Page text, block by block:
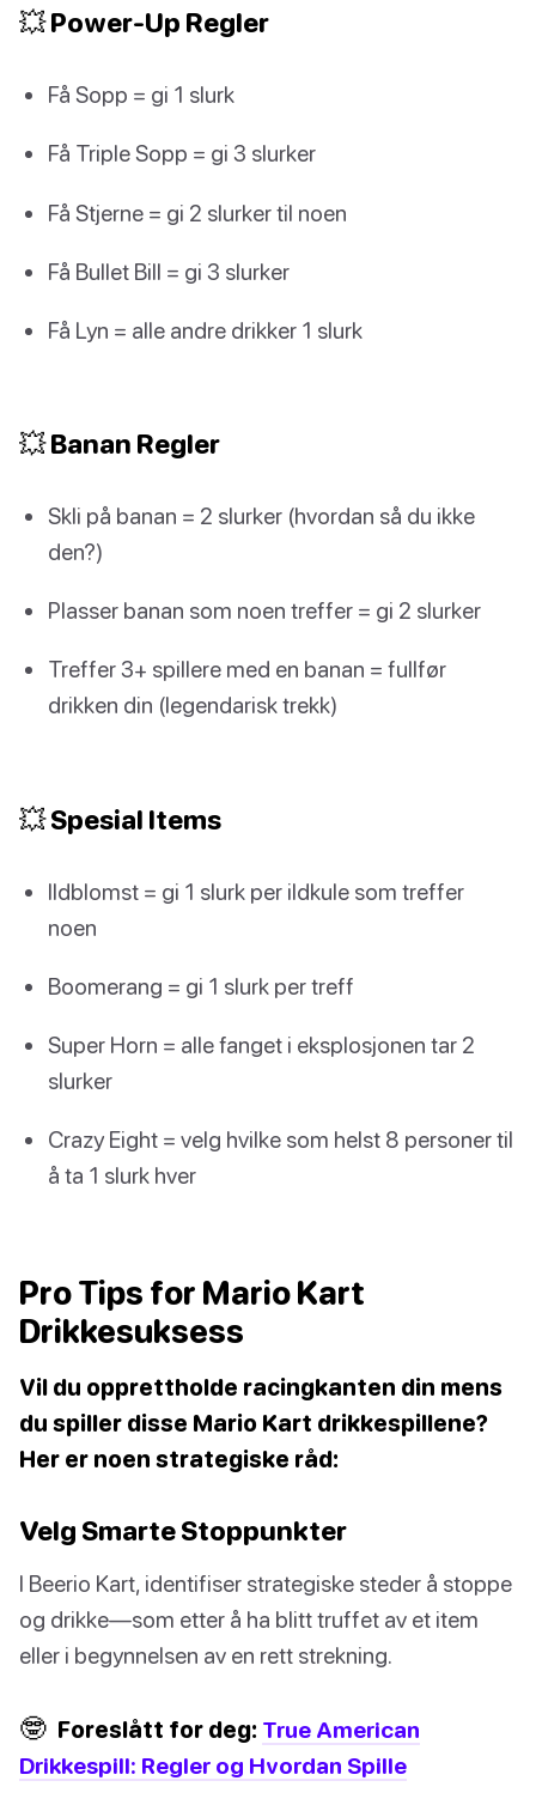
💥 Power-Up Regler
Få Sopp = gi 1 slurk
Få Triple Sopp = gi 3 slurker
Få Stjerne = gi 2 slurker til noen
Få Bullet Bill = gi 3 slurker
Få Lyn = alle andre drikker 1 slurk
💥 Banan Regler
Skli på banan = 2 slurker (hvordan så du ikke
den?)
Plasser banan som noen treffer = gi 2 slurker
Treffer 3+ spillere med en banan = fullfør
drikken din (legendarisk trekk)
💥 Spesial Items
Ildblomst = gi 1 slurk per ildkule som treffer
noen
Boomerang = gi 1 slurk per treff
Super Horn = alle fanget i eksplosjonen tar 2
slurker
Crazy Eight = velg hvilke som helst 8 personer til
å ta 1 slurk hver
Pro Tips for Mario Kart
Drikkesuksess
Vil du opprettholde racingkanten din mens
du spiller disse Mario Kart drikkespillene?
Her er noen strategiske råd:
Velg Smarte Stoppunkter
I Beerio Kart, identifiser strategiske steder å stoppe
og drikke—som etter å ha blitt truffet av et item
eller i begynnelsen av en rett strekning.
🤓 Foreslått for deg: True American
Drikkespill: Regler og Hvordan Spille